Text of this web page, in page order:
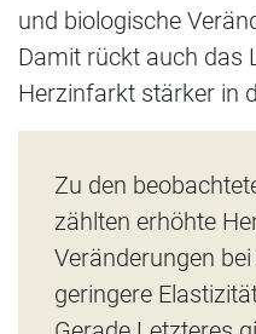
und biologische
Damit rückt auch das
Herzinfarkt stärker in
Zu den
zählten erhöhte
Veränderungen
geringere